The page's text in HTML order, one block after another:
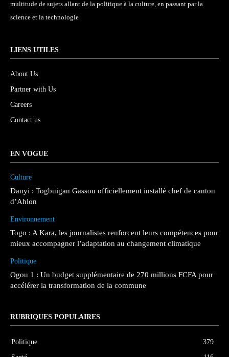
multitude de sujets allant de la politique à la culture, en passant par la
science et la technologie
LIENS UTILES
About Us
Partner with Us
Careers
Contact us
EN VOGUE
Culture
Danyi : Togbuigan Gassou officiellement installé chef de canton
d’Ahlon
Environnement
Togo : A Kara, les journalistes renforcent leurs compétences pour
mieux accompagner l’adaptation au changement climatique
Politique
Ogou 1 : Un budget supplémentaire de 270 millions FCFA pour
accélérer la transformation de la commune
RUBRIQUES POPULAIRES
Politique
379